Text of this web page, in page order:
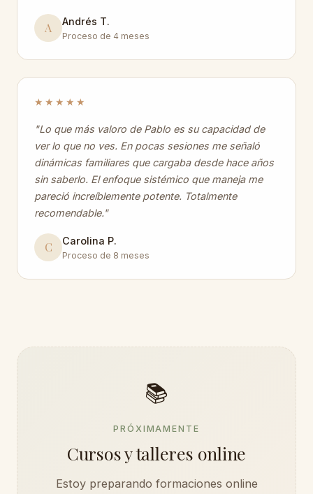
A Andrés T.
Proceso de 4 meses
★★★★★
"Lo que más valoro de Pablo es su capacidad de
ver lo que no ves. En pocas sesiones me señaló
dinámicas familiares que cargaba desde hace años
sin saberlo. El enfoque sistémico que maneja me
pareció increíblemente potente. Totalmente
recomendable."
C Carolina P.
Proceso de 8 meses
📚
PRÓXIMAMENTE
Cursos y talleres online
Estoy preparando formaciones online